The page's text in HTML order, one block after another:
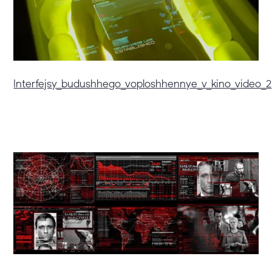
Interfejsy_budushhego_voploshhennye_v_kino_video_2
3.007: Координаты Скайфолл (Skyfall, 2012)